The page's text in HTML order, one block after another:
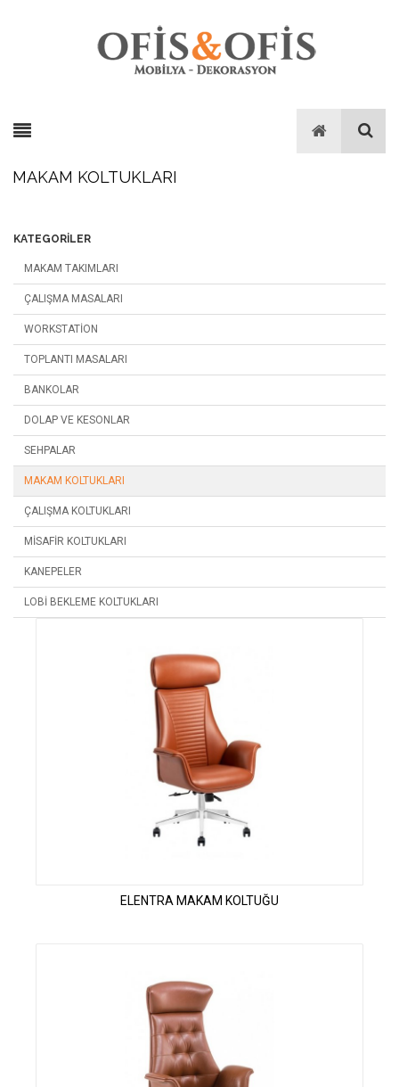
MAKAM KOLTUKLARI
KATEGORILER
MAKAM TAKIMLARI
ÇALIŞMA MASALARI
WORKSTATION
TOPLANTI MASALARI
BANKOLAR
DOLAP VE KESONLAR
SEHPALAR
MAKAM KOLTUKLARI
ÇALIŞMA KOLTUKLARI
MISAFIR KOLTUKLARI
KANEPELER
LOBI BEKLEME KOLTUKLARI
ELENTRA MAKAM KOLTUĞU